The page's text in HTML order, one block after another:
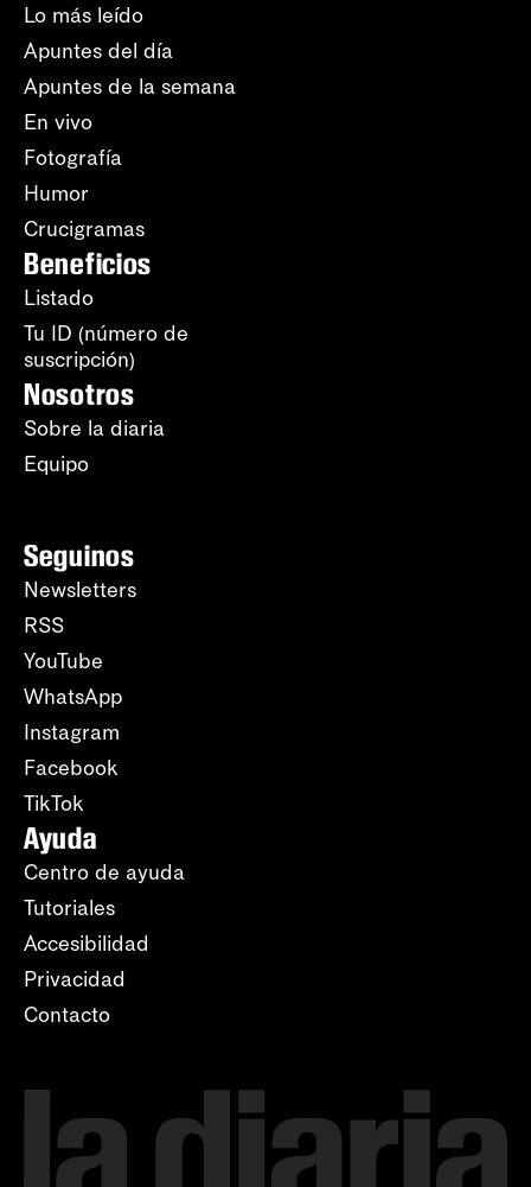
Lo más leído
Apuntes del día
Apuntes de la semana
En vivo
Fotografía
Humor
Crucigramas
Beneficios
Listado
Tu ID (número de
suscripción)
Nosotros
Sobre la diaria
Equipo
Seguinos
Newsletters
RSS
YouTube
WhatsApp
Instagram
Facebook
TikTok
Ayuda
Centro de ayuda
Tutoriales
Accesibilidad
Privacidad
Contacto